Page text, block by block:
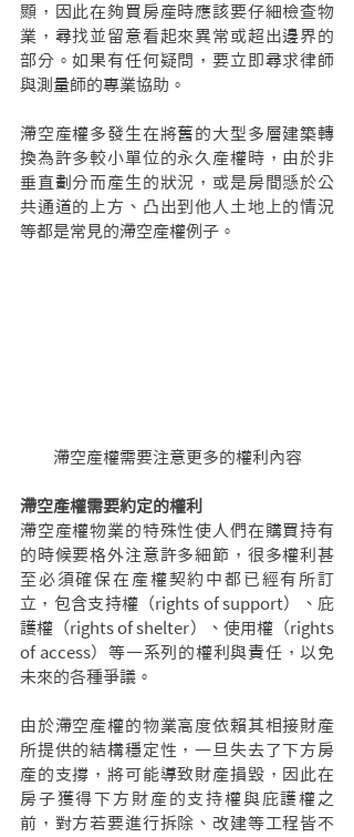
顯，因此在夠買房產時應該要仔細檢查物
業，尋找並留意看起來異常或超出邊界的
部分。如果有任何疑問，要立即尋求律師
與測量師的專業協助。
滯空產權多發生在將舊的大型多層建築轉
換為許多較小單位的永久產權時，由於非
垂直劃分而產生的狀況，或是房間懸於公
共通道的上方、凸出到他人土地上的情況
等都是常見的滯空產權例子。
滯空產權需要注意更多的權利內容
滯空產權需要約定的權利
滯空產權物業的特殊性使人們在購買持有
的時候要格外注意許多細節，很多權利甚
至必須確保在產權契約中都已經有所訂
立，包含支持權（rights of support）、庇
護權（rights of shelter）、使用權（rights
of access）等一系列的權利與責任，以免
未來的各種爭議。
由於滯空產權的物業高度依賴其相接財產
所提供的結構穩定性，一旦失去了下方房
產的支撐，將可能導致財產損毀，因此在
房子獲得下方財產的支持權與庇護權之
前，對方若要進行拆除、改建等工程皆不